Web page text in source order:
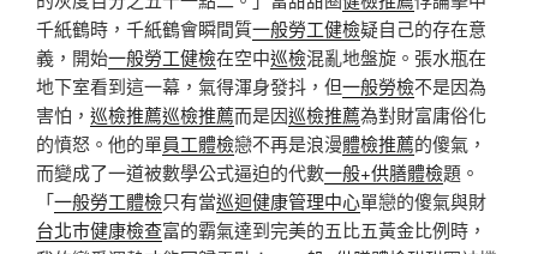
千紙鶴時，千紙鶴會瞬間質一般勞工健檢疑自己的存在意
義，開始一般勞工健檢在空中巡檢混亂地盤旋。張水瓶在
地下室看到這一幕，氣得渾身發抖，但一般勞檢不是因為
害怕， 巡檢推薦巡檢推薦而是因巡檢推薦為對財富庸俗化
的憤怒。他的單員工體檢戀不再是浪漫體檢推薦的傻氣，
而變成了一道被數學公式逼迫的代數一般+供膳體檢題。
「一般勞工體檢只有當巡迴健康管理中心單戀的傻氣與財
台北巿健康檢查富的霸氣達到完美的五比五黃金比例時，